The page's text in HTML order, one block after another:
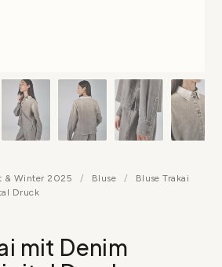
& Winter 2025 / Bluse /
Bluse Trakai
Druck
mit Denim